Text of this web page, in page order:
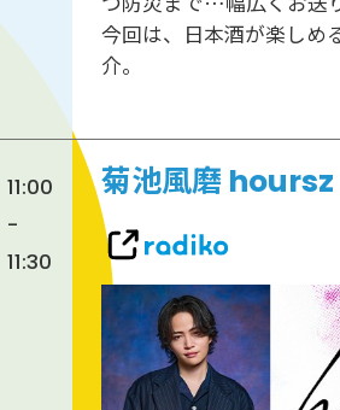
今回は、日本酒が楽しめ
介。
11:00
-
11:30
菊池風磨 hoursz